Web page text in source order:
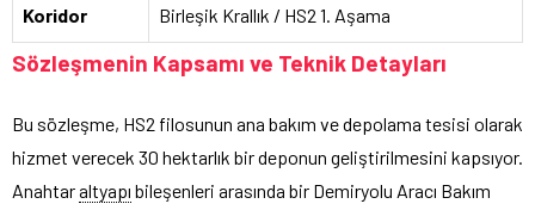
Koridor
Birleşik Krallık / HS2 1. Aşama
Sözleşmenin Kapsamı ve Teknik Detayları
Bu sözleşme, HS2 filosunun ana bakım ve depolama tesisi olarak
hizmet verecek 30 hektarlık bir deponun geliştirilmesini kapsıyor.
Anahtaraltyapı bileşenleri arasında bir Demiryolu Aracı Bakım